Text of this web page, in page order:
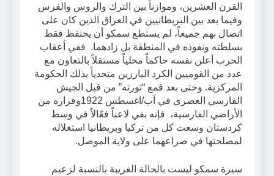
القرن العشرين، وموازناً بين الترك والروس والفرس
وفيما بعد بين البريطانيين في العراق الذين كان على
اتصال بهم جميعاً، لم يستطع سمكو أن يحتفظ فقط
بسلطته ونفوذه في المنطقة بل زادهما. ففي أعقاب
الحرب أعلن نفسه حاكماً محلياً مستقلاً بالتعاون مع
عدد من القوميين الكرد البارزين متحدياً بذلك الحكومة
المركزية. وحتى بعد قمع “ثورته” من قبل الجيش
الفارسي العصري في آب/اغسطس 1922وفراره من
الأراضي الفارسية، فإنه بقي لاعباً فعّالاً في وسط
كردستان وسعت كل من تركيا وبريطانيا استغلاله
لمصلحتها في صراعهما على ولاية الموصل.
سيرة سمكو ليست بالحالة الغريبة بالنسبة لزعيم